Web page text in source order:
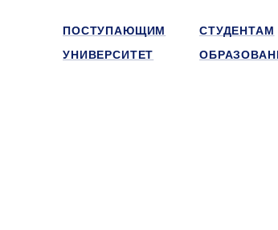
ПОСТУПАЮЩИМ
СТУДЕНТАМ
УНИВЕРСИТЕТ